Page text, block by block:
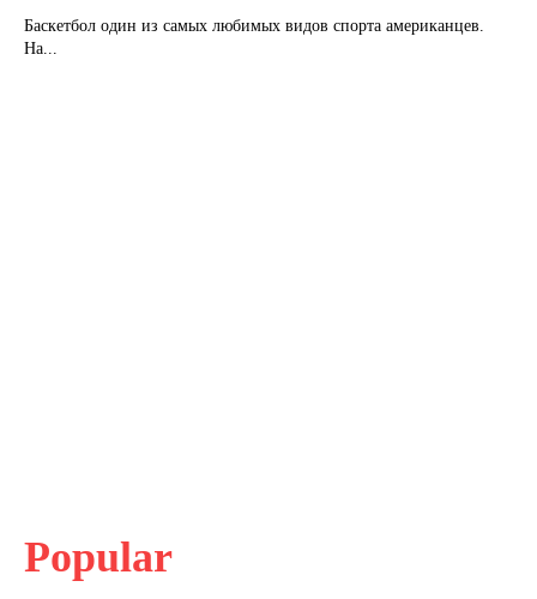
Баскетбол один из самых любимых видов спорта американцев.
На...
Popular